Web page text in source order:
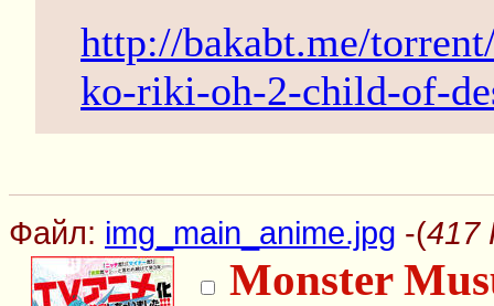
http://bakabt.me/
ko-riki-oh-2-child-of-
Файл: img_main_anime.jpg -(417
Monster